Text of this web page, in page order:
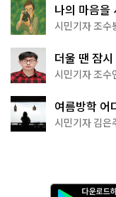
나의 마음을
상작 공개!
시민기자 조수
더울 땐 잠
·무더위쉼터
시민기자 조수
여름방학 어
추천
시민기자 김은
다